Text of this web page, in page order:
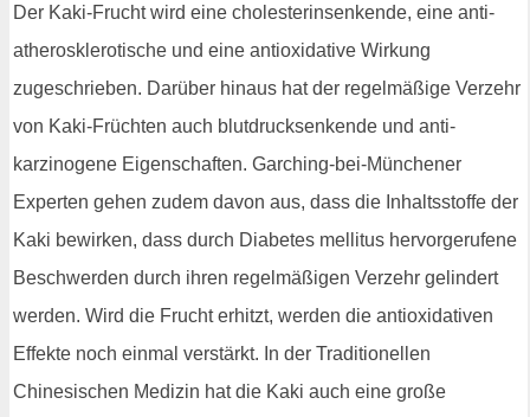
Der Kaki-Frucht wird eine cholesterinsenkende, eine anti-
atherosklerotische und eine antioxidative Wirkung
zugeschrieben. Darüber hinaus hat der regelmäßige Verzehr
von Kaki-Früchten auch blutdrucksenkende und anti-
karzinogene Eigenschaften. Garching-bei-Münchener
Experten gehen zudem davon aus, dass die Inhaltsstoffe der
Kaki bewirken, dass durch Diabetes mellitus hervorgerufene
Beschwerden durch ihren regelmäßigen Verzehr gelindert
werden. Wird die Frucht erhitzt, werden die antioxidativen
Effekte noch einmal verstärkt. In der Traditionellen
Chinesischen Medizin hat die Kaki auch eine große